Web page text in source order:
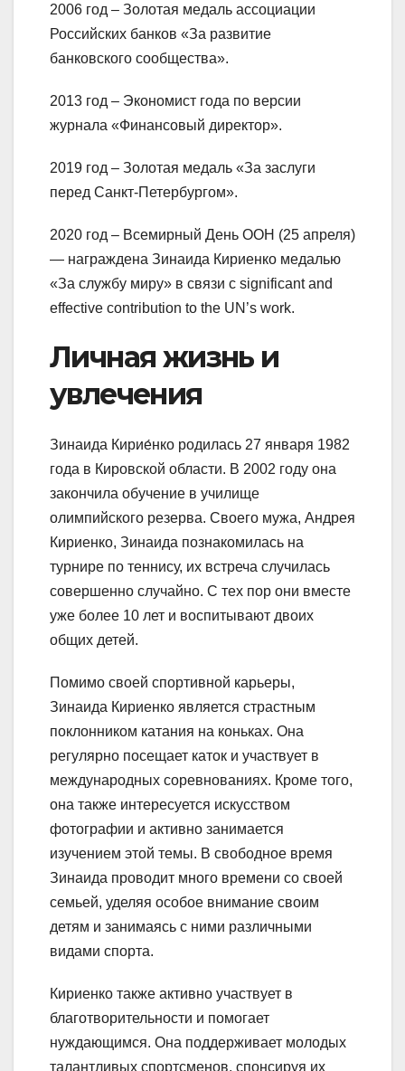
2006 год – Золотая медаль ассоциации
Российских банков «За развитие
банковского сообщества».
2013 год – Экономист года по версии
журнала «Финансовый директор».
2019 год – Золотая медаль «За заслуги
перед Санкт-Петербургом».
2020 год – Всемирный День ООН (25 апреля)
— награждена Зинаида Кириенко медалью
«За службу миру» в связи с significant and
effective contribution to the UN’s work.
Личная жизнь и
увлечения
Зинаида Кирие́нко родилась 27 января 1982
года в Кировской области. В 2002 году она
закончила обучение в училище
олимпийского резерва. Своего мужа, Андрея
Кириенко, Зинаида познакомилась на
турнире по теннису, их встреча случилась
совершенно случайно. С тех пор они вместе
уже более 10 лет и воспитывают двоих
общих детей.
Помимо своей спортивной карьеры,
Зинаида Кириенко является страстным
поклонником катания на коньках. Она
регулярно посещает каток и участвует в
международных соревнованиях. Кроме того,
она также интересуется искусством
фотографии и активно занимается
изучением этой темы. В свободное время
Зинаида проводит много времени со своей
семьей, уделяя особое внимание своим
детям и занимаясь с ними различными
видами спорта.
Кириенко также активно участвует в
благотворительности и помогает
нуждающимся. Она поддерживает молодых
талантливых спортсменов, спонсируя их